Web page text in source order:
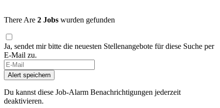
There Are 2 Jobs wurden gefunden
Ja, sendet mir bitte die neuesten Stellenangebote für diese Suche per
E-Mail zu.
Alert speichern
Du kannst diese Job-Alarm Benachrichtigungen jederzeit
deaktivieren.